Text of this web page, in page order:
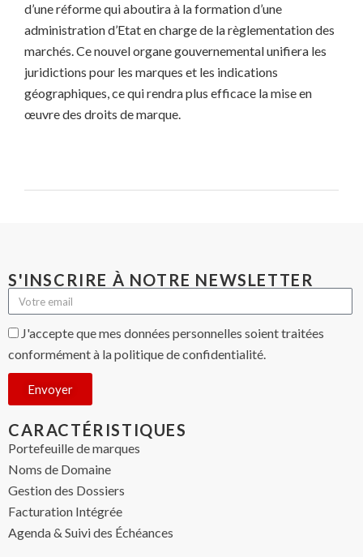
d’une réforme qui aboutira à la formation d’une
administration d’Etat en charge de la règlementation des
marchés. Ce nouvel organe gouvernemental unifiera les
juridictions pour les marques et les indications
géographiques, ce qui rendra plus efficace la mise en
œuvre des droits de marque.
CARACTÉRISTIQUES
Portefeuille de marques
Noms de Domaine
Gestion des Dossiers
Facturation Intégrée
Agenda & Suivi des Échéances
S'INSCRIRE À NOTRE NEWSLETTER
J'accepte que mes données personnelles soient traitées
conformément à la politique de confidentialité.
Envoyer